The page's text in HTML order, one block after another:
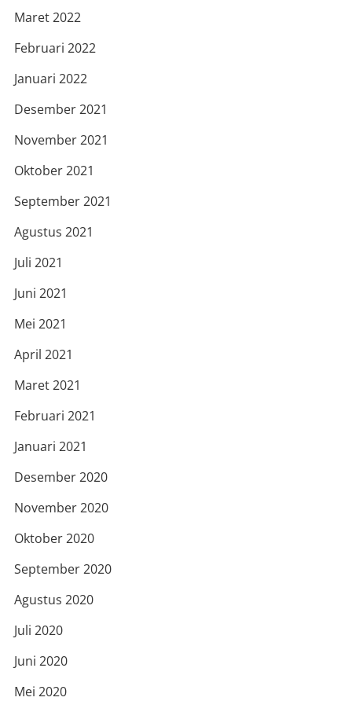
Maret 2022
Februari 2022
Januari 2022
Desember 2021
November 2021
Oktober 2021
September 2021
Agustus 2021
Juli 2021
Juni 2021
Mei 2021
April 2021
Maret 2021
Februari 2021
Januari 2021
Desember 2020
November 2020
Oktober 2020
September 2020
Agustus 2020
Juli 2020
Juni 2020
Mei 2020